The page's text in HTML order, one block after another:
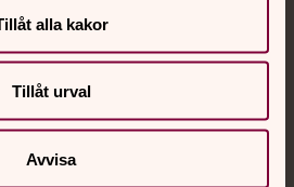
alla kakor
Tillåt urval
Avvisa